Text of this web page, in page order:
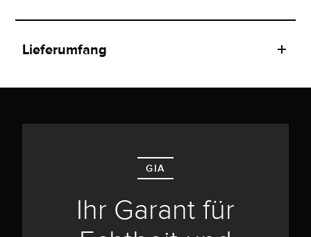
Lieferumfang
GIA
Ihr Garant für